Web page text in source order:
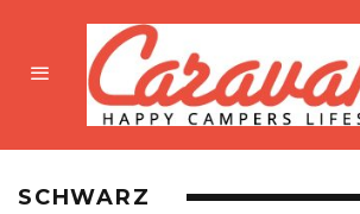
SCHWARZ